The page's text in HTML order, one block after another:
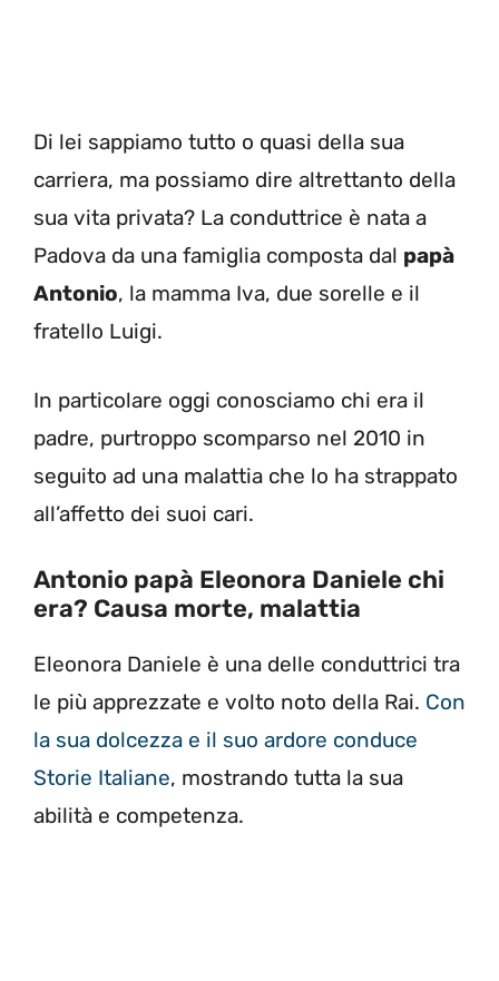
Di lei sappiamo tutto o quasi della sua
carriera, ma possiamo dire altrettanto della
sua vita privata? La conduttrice è nata a
Padova da una famiglia composta dal papà
Antonio, la mamma Iva, due sorelle e il
fratello Luigi.
In particolare oggi conosciamo chi era il
padre, purtroppo scomparso nel 2010 in
seguito ad una malattia che lo ha strappato
all’affetto dei suoi cari.
Antonio papà Eleonora Daniele chi
era? Causa morte, malattia
Eleonora Daniele è una delle conduttrici tra
le più apprezzate e volto noto della Rai. Con
la sua dolcezza e il suo ardore conduce
Storie Italiane, mostrando tutta la sua
abilità e competenza.